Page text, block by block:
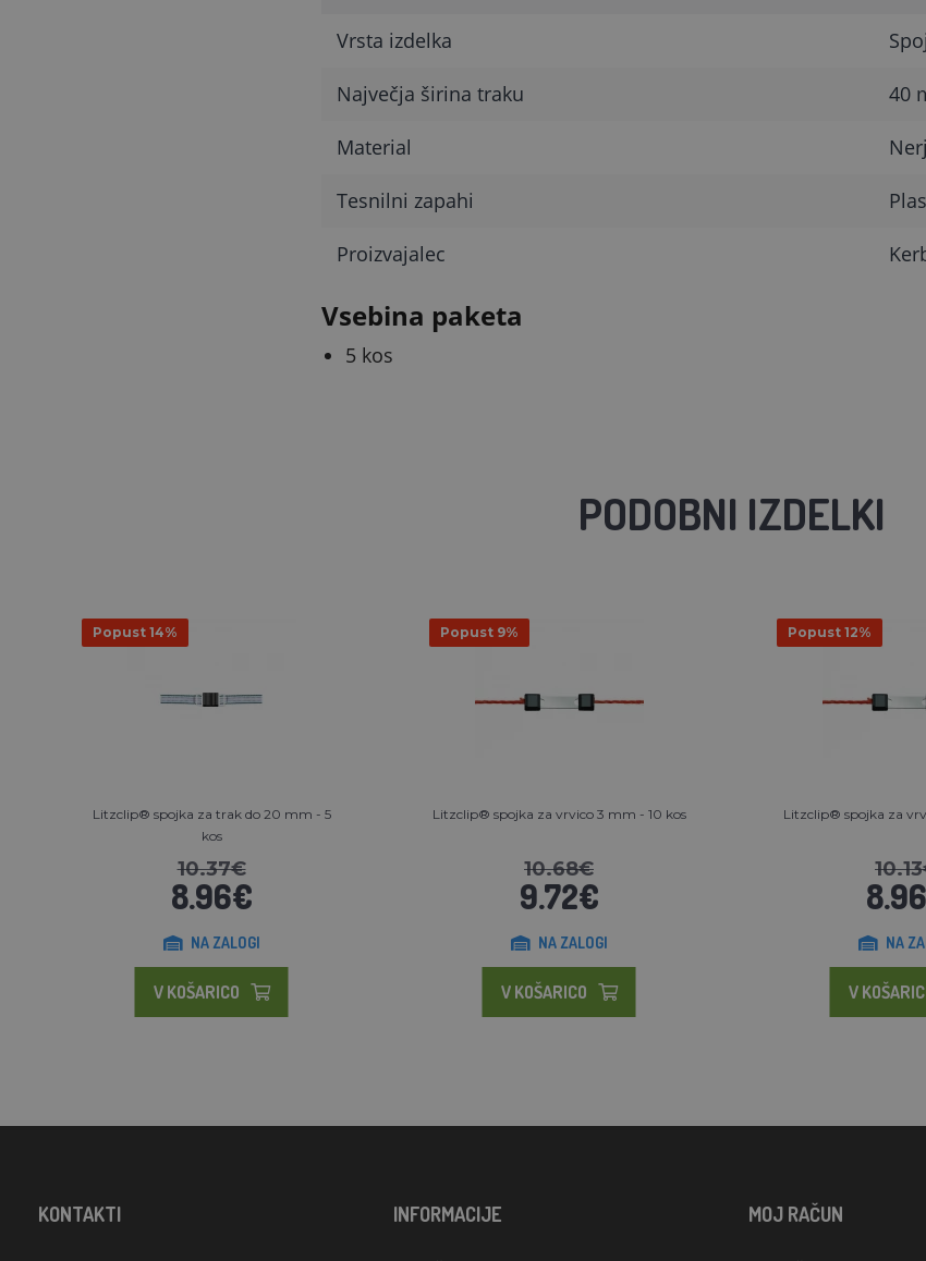
Vrsta izdelka
Največja širina traku 40
Material
Tesnilni zapahi
Proizvajalec
Vsebina paketa
5 kos
PODOBNI IZDELKI
Popust 14%
Litzclip® spojka za trak do 20 mm - 5
kos
10.37€
8.96€
NA ZALOGI
V KOŠARICO
Popust 9%
Litzclip® spojka za vrvico 3 mm - 10 kos
10.68€
9.72€
NA ZALOGI
V KOŠARICO
Popust 12%
Litzclip® spojka za
NA
V
KONTAKTI INFORMACIJE MOJ RAČUN